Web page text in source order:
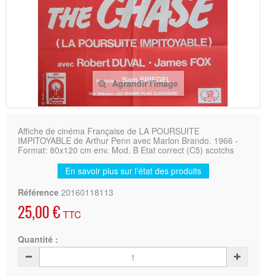
Agrandir l'image
Affiche de cinéma Française de LA POURSUITE
IMPITOYABLE de Arthur Penn avec Marlon Brando. 1966 -
Format: 80x120 cm env. Mod. B Etat correct (C5) scotchs
En savoir plus sur l’état des produits
Référence 20160118113
25,00 € TTC
Quantité :